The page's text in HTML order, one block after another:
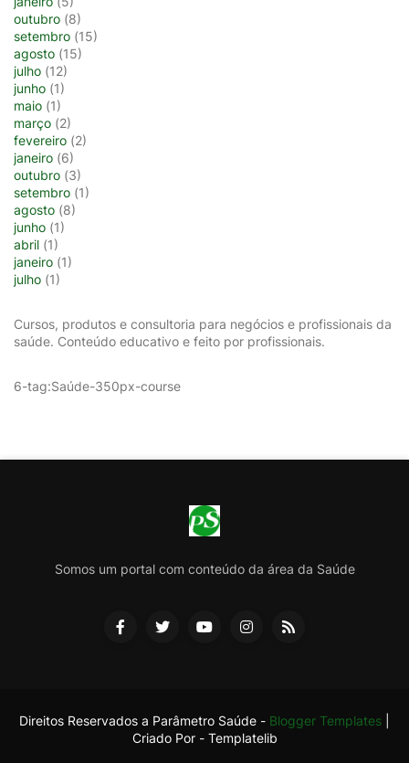
outubro (8)
setembro (15)
agosto (15)
julho (12)
junho (1)
maio (1)
março (2)
fevereiro (2)
janeiro (6)
outubro (3)
setembro (1)
agosto (8)
junho (1)
abril (1)
janeiro (1)
julho (1)
Cursos, produtos e consultoria para negócios e profissionais da
saúde. Conteúdo educativo e feito por profissionais.
6-tag:Saúde-350px-course
Somos um portal com conteúdo da área da Saúde
Direitos Reservados a Parâmetro Saúde - Blogger Templates
Criado Por - Templatelib